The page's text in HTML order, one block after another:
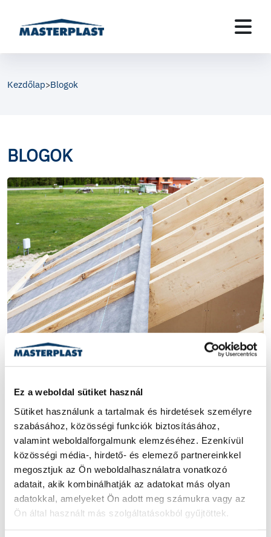
Ez a weboldal sütiket használ
Sütiket használunk a tartalmak és hirdetések személyre
szabásához, közösségi funkciók biztosításához,
valamint weboldalforgalmunk elemzéséhez. Ezenkívül
közösségi média-, hirdető- és elemező partnereinkkel
megosztjuk az Ön weboldalhasználatra vonatkozó
adatait, akik kombinálhatják az adatokat más olyan
adatokkal, amelyeket Ön adott meg számukra vagy az
Ön által használt más szolgáltatásokból gyűjtöttek.
Kezdőlap>Blogok
BLOGOK
A páraáteresztő fólia felrakása
A legfontosabb feltételei annak, hogy otthonunk
hosszútávon kellő védelmet nyújtson az, hogy a hely, ahol
élünk, a legjobb anyagok felhasználásával és...
2023. MÁJUS 22.| 4 PERC
ELOLVASOM